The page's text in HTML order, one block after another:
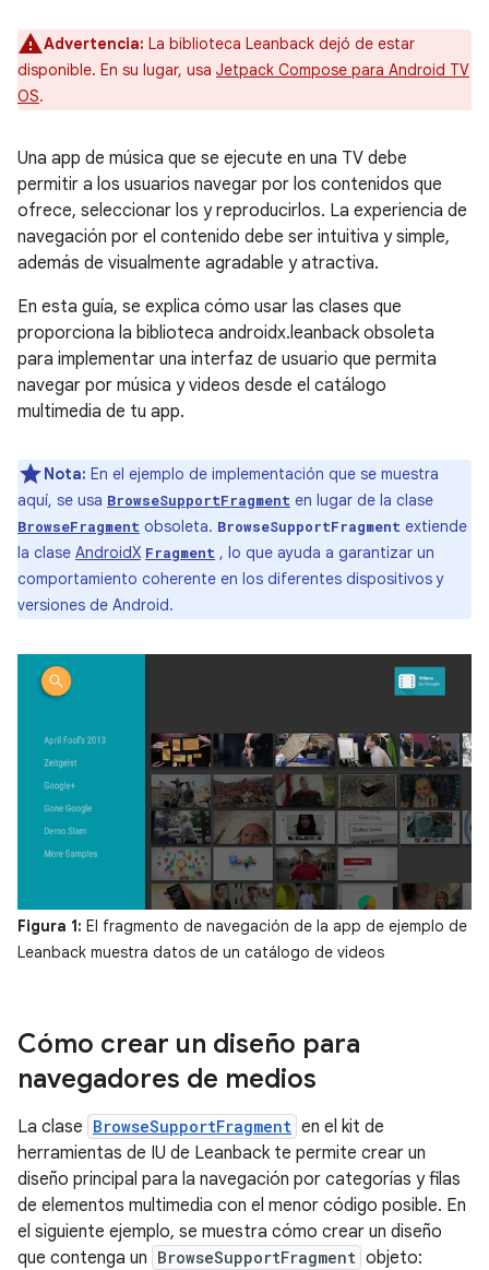
Advertencia: La biblioteca Leanback dejó de estar
disponible. En su lugar, usa Jetpack Compose para Android TV
OS.
Una app de música que se ejecute en una TV debe
permitir a los usuarios navegar por los contenidos que
ofrece, seleccionar los y reproducirlos. La experiencia de
navegación por el contenido debe ser intuitiva y simple,
además de visualmente agradable y atractiva.
En esta guía, se explica cómo usar las clases que
proporciona la biblioteca androidx.leanback obsoleta
para implementar una interfaz de usuario que permita
navegar por música y videos desde el catálogo
multimedia de tu app.
Nota: En el ejemplo de implementación que se muestra
aquí, se usa BrowseSupportFragment en lugar de la clase
BrowseFragment obsoleta. BrowseSupportFragment extiende
la clase AndroidX Fragment , lo que ayuda a garantizar un
comportamiento coherente en los diferentes dispositivos y
versiones de Android.
Figura 1: El fragmento de navegación de la app de ejemplo de
Leanback muestra datos de un catálogo de videos
Cómo crear un diseño para
navegadores de medios
La clase BrowseSupportFragment en el kit de
herramientas de IU de Leanback te permite crear un
diseño principal para la navegación por categorías y filas
de elementos multimedia con el menor código posible. En
el siguiente ejemplo, se muestra cómo crear un diseño
que contenga un BrowseSupportFragment objeto: